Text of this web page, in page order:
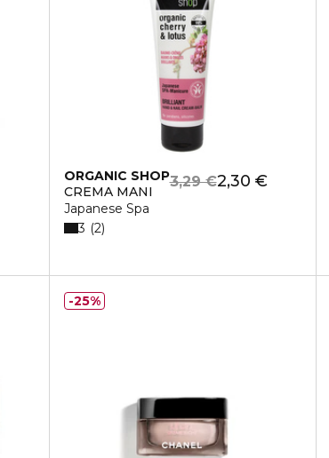
ORGANIC SHOP
CREMA MANI
Japanese Spa
2,30 €
3,29 €
3 2
25%